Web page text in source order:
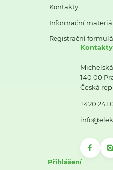
Kontakty
Informační
Registrační
Kontakty
140 00
Česká
+420 241
Přihlášení